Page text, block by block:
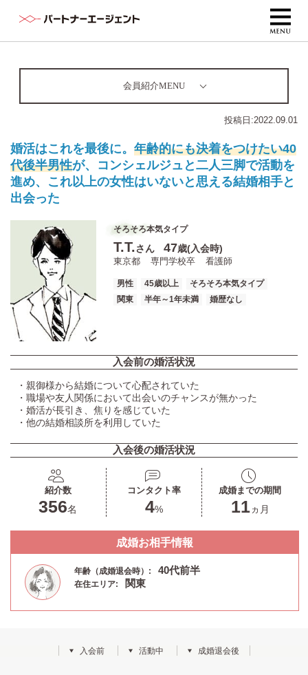
会員紹介MENU
投稿日:2022.09.01
婚活はこれを最後に。 年齢的にも決着をつけたい40
代後半男性が、コンシェルジュと二人三脚で活動を
進め、これ以上の女性はいないと思える結婚相手と
出会った
そろそろ本気タイプ
T.T.さん 47歳(入会時)
東京都 専門学校卒 看護師
男性 45歳以上
そろそろ本気タイプ
関東
半年～1年未満 婚歴なし
入会前の婚活状況
・親御様から結婚について心配されていた
・職場や友人関係において出会いのチャンスが無かった
・婚活が長引き、焦りを感じていた
・他の結婚相談所を利用していた
入会後の婚活状況
紹介数
356名
コンタクト率
4%
成婚までの期間
11ヵ月
成婚お相手情報
年齢（成婚退会時）: 40代前半
在住エリア: 関東
入会前 活動中 成婚退会後